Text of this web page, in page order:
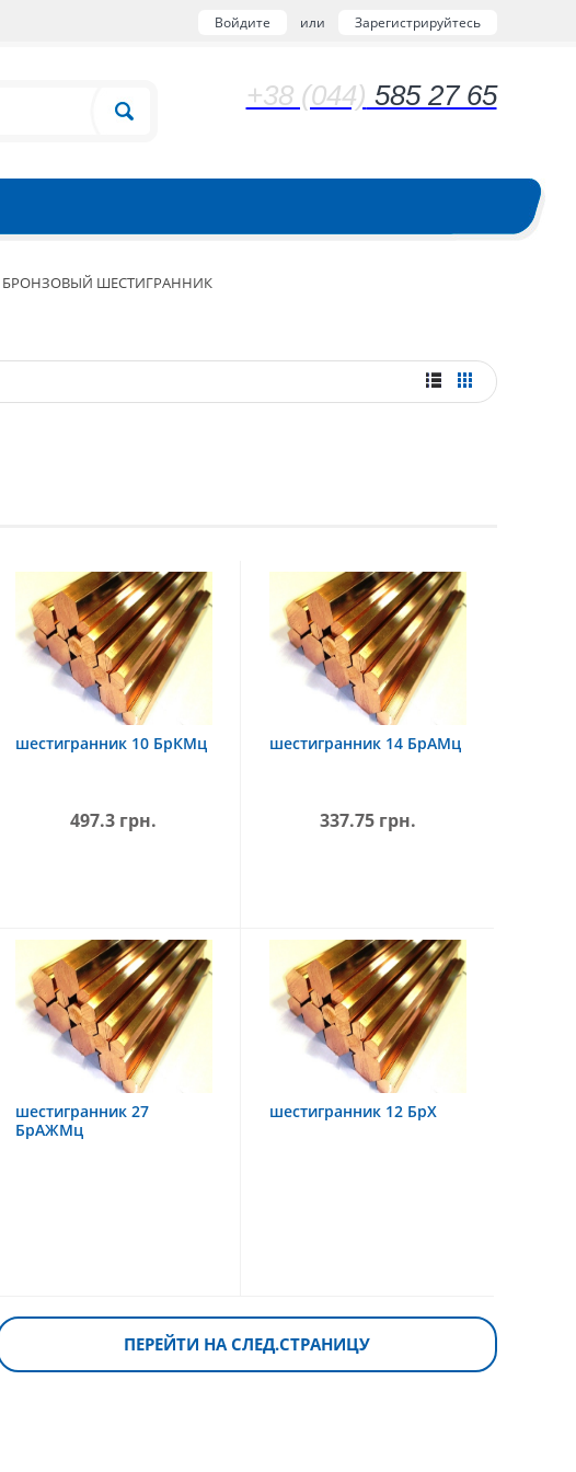
Войдите или Зарегистрируйтесь
+38 (044) 585 27 65
БРОНЗОВЫЙ ШЕСТИГРАННИК
шестигранник 10 БрКМц
497.3 грн.
шестигранник 14 БрАМц
337.75 грн.
шестигранник 27
БрАЖМц
шестигранник 12 БрХ
ПЕРЕЙТИ НА СЛЕД.СТРАНИЦУ